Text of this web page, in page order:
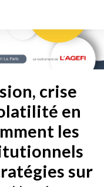
crise
en
les
sur